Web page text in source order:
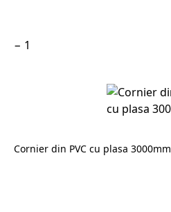
−
Cornier din PVC cu plasa 3000mm